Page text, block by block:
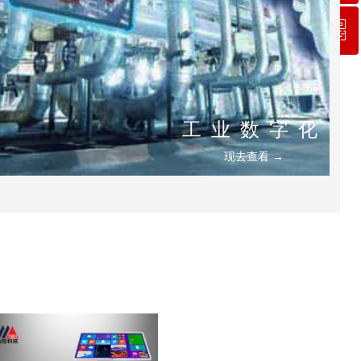
工 业 数 字 化
现去查看 →
ꀥ
微信二维码